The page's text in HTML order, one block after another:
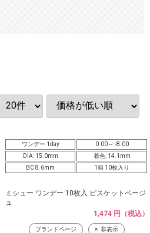
ワンデー 1day
0.00～ -8.00
DIA: 15.0mm
着色: 14.1mm
BC 8.6mm
1箱 10枚入り
ミシュー ワンデー 10枚入 ビスケットベージ
ュ
1,474 円（税込）
ブランドページ 非表示